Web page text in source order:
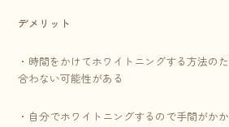
デメリット
・時間をかけてホワイトニングする方法の
合わない可能性がある
・自分でホワイトニングするので手間がか